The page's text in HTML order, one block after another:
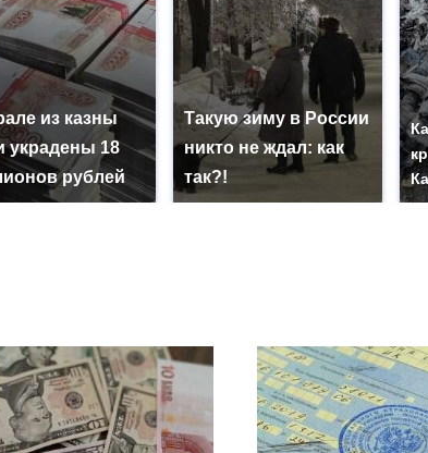
из казны
украдены 18
рублей
Такую зиму в России
никто не ждал: как
так?!